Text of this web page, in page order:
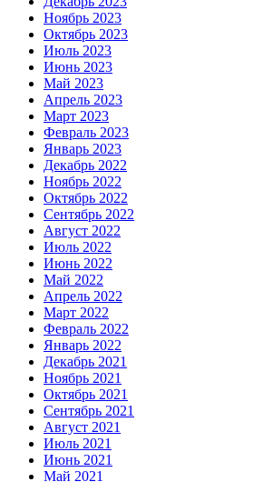
Ноябрь 2023
Октябрь 2023
Июль 2023
Июнь 2023
Май 2023
Апрель 2023
Март 2023
Февраль 2023
Январь 2023
Декабрь 2022
Ноябрь 2022
Октябрь 2022
Сентябрь 2022
Август 2022
Июль 2022
Июнь 2022
Май 2022
Апрель 2022
Март 2022
Февраль 2022
Январь 2022
Декабрь 2021
Ноябрь 2021
Октябрь 2021
Сентябрь 2021
Август 2021
Июль 2021
Июнь 2021
Май 2021